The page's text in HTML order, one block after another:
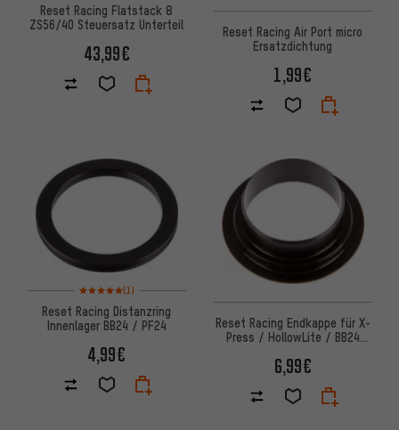
Reset Racing Flatstack 8
ZS56/40 Steuersatz Unterteil
43,99€
Reset Racing Air Port micro
Ersatzdichtung
1,99€
Bewertungen: 5 von 5 basierend auf 1 Bewertungen
(1)
Reset Racing Distanzring
Innenlager BB24 / PF24
4,99€
Reset Racing Endkappe für X-
Press / HollowLite / BB24
6,99€